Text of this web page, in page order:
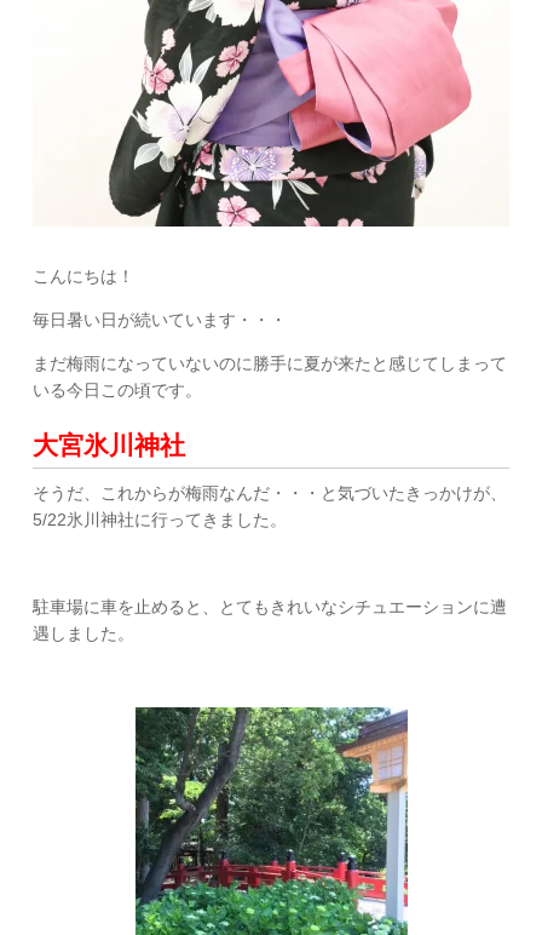
こんにちは！
毎日暑い日が続いています・・・
まだ梅雨になっていないのに勝手に夏が来たと感じてしまって
いる今日この頃です。
大宮氷川神社
そうだ、これからが梅雨なんだ・・・と気づいたきっかけが、
5/22氷川神社に行ってきました。
駐車場に車を止めると、とてもきれいなシチュエーションに遭
遇しました。